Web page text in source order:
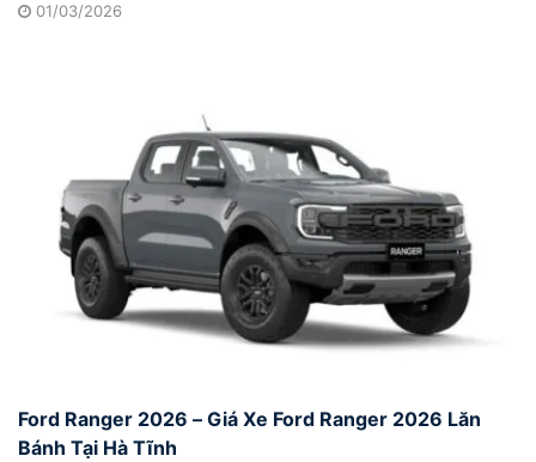
01/03/2026
Ford Ranger 2026 – Giá Xe Ford Ranger 2026 Lăn
Bánh Tại Hà Tĩnh